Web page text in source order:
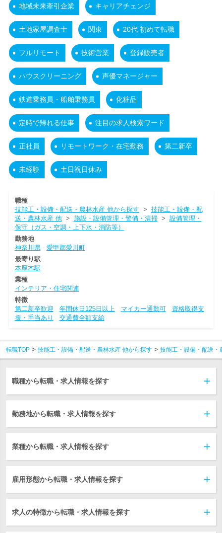
地域未来牽引企業 キャリアチェンジ
土地家屋調査士 関東 20代 初めて転職
フルリモート 技術営業 登録販売者
ハウスクリーニング 声優マネージャー
鉄道乗務員・船舶乗務員 化粧品
定時で帰れる仕事 注目の求人検索ワード
正社員 リモートワーク・在宅勤務 第二新卒
未経験 土日祝日休み
職種
技能工・設備・配送・農林水産 他から探す > 技能工・設備・配
送・農林水産 他> 施設・設備管理・警備・清掃> 設備管理・
保守（ガス・空調・上下水・消防等）
勤務地
神奈川県
愛甲郡愛川町
最寄り駅
本厚木駅
業種
インテリア・住宅関連
特徴
第二新卒歓迎
年間休日125日以上 マイカー通勤可
資格取得支
援・手当あり
交通費全額支給
転職TOP 技能工・設備・配送・農林水産 他から探す 技能工・設備・配送・
職種から転職・求人情報を探す
勤務地から転職・求人情報を探す
業種から転職・求人情報を探す
雇用形態から転職・求人情報を探す
求人の特徴から転職・求人情報を探す